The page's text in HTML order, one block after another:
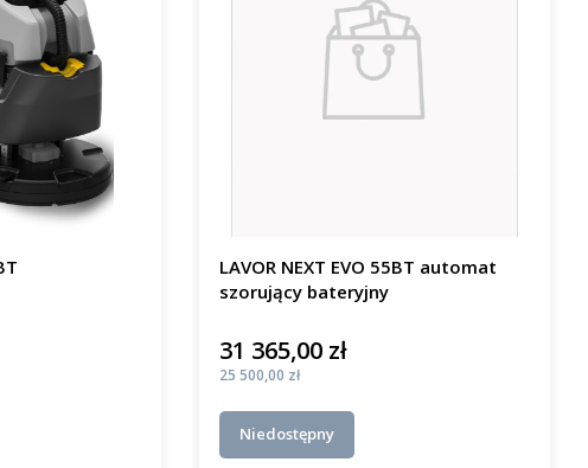
LAVOR NEXT EVO 55BT automat
szorujący bateryjny
Cena
31 365,00 zł
Cena
25 500,00 zł
Niedostępny